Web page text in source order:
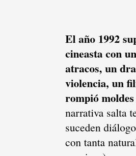
El año 1992
cineasta con
atracos, un
violencia, un
rompió
narrativa salta
suceden
con tanta